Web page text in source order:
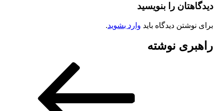
دیدگاهتان را بنویسید
برای نوشتن دیدگاه باید وارد بشوید.
راهبری نوشته